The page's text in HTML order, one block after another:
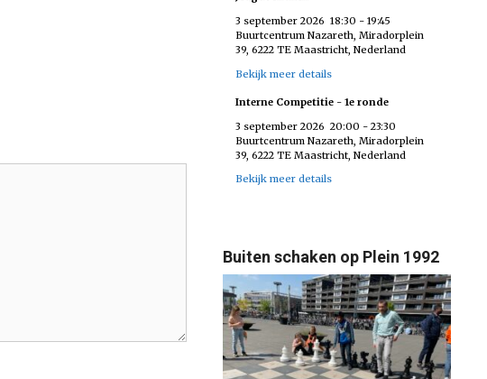
3 september 2026 18:30 -19:45
Buurtcentrum Nazareth, Miradorplein
39, 6222 TE Maastricht, Nederland
Bekijk meer details
Interne Competitie - 1e ronde
3 september 2026 20:00 -23:30
Buurtcentrum Nazareth, Miradorplein
39, 6222 TE Maastricht, Nederland
Bekijk meer details
Buiten schaken op Plein 1992